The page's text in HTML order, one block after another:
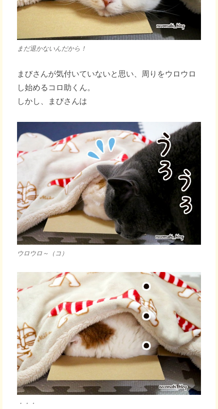
まだ退かないんだから！
まびさんが気付いていないと思い、周りをウロウロ
し始めるコロ助くん。
しかし、まびさんは
ウロウロ～（コ）
・・・